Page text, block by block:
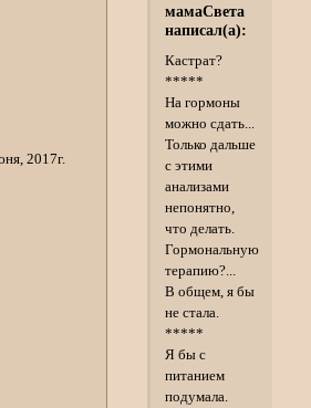
2017г.
мамаСвета
написал(а):
Кастрат?
*****
На гормоны
можно сдать...
Только дальше
с этими
анализами
непонятно,
что делать.
Гормональную
терапию?...
В общем, я бы
не стала.
*****
Я бы с
питанием
подумала.